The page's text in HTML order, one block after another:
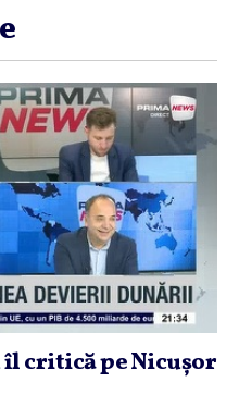
îl critică pe Nicuşor